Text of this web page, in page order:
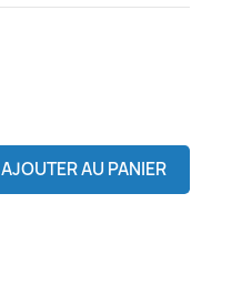
AJOUTER AU PANIER